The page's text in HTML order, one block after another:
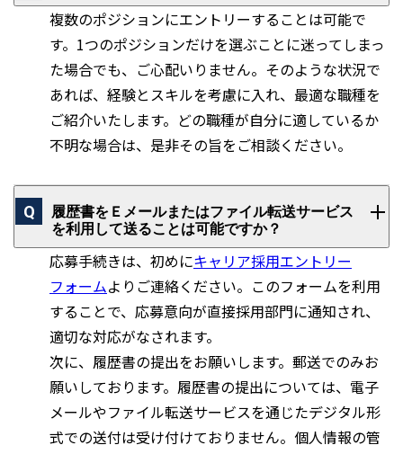
複数のポジションにエントリーすることは可能で
す。1つのポジションだけを選ぶことに迷ってしまっ
た場合でも、ご心配いりません。そのような状況で
あれば、経験とスキルを考慮に入れ、最適な職種を
ご紹介いたします。どの職種が自分に適しているか
不明な場合は、是非その旨をご相談ください。
履歴書をＥメールまたはファイル転送サービス
を利用して送ることは可能ですか？
応募手続きは、初めにキャリア採用エントリー
フォームよりご連絡ください。このフォームを利用
することで、応募意向が直接採用部門に通知され、
適切な対応がなされます。
次に、履歴書の提出をお願いします。郵送でのみお
願いしております。履歴書の提出については、電子
メールやファイル転送サービスを通じたデジタル形
式での送付は受け付けておりません。個人情報の管